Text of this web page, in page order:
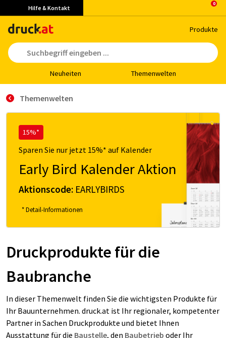
Hilfe & Kontakt
Pro­duk­te
Neu­hei­ten The­men­wel­ten
Themenwelten
15%*
Sparen Sie nur jetzt 15%* auf Kalender
Early Bird Kalender Aktion
Aktionscode: EARLYBIRDS
* Detail-Informationen
Druckprodukte für die
Baubranche
In dieser Themenwelt finden Sie die wichtigsten Produkte für
Ihr Bauunternehmen. druck.at ist Ihr regionaler, kompetenter
Partner in Sachen Druckprodukte und bietet Ihnen
Ausstattung für die Baustelle, den Baubetrieb oder Ihr